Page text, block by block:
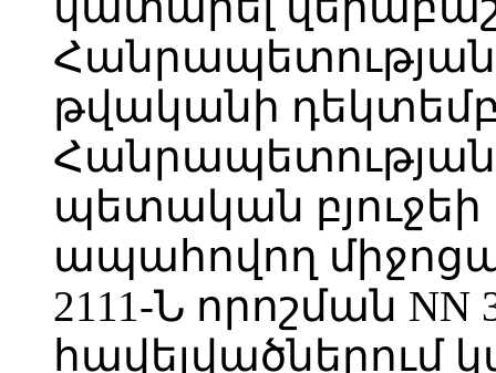
Հանրապետության
թվականի
Հանրապետության
պետական
ապահովող
2111-Ն որոշման NN
հավելվածներում